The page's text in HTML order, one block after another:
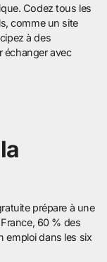
Codez tous les
comme un site
à des
échanger avec
prépare à une
60 % des
emploi dans les six